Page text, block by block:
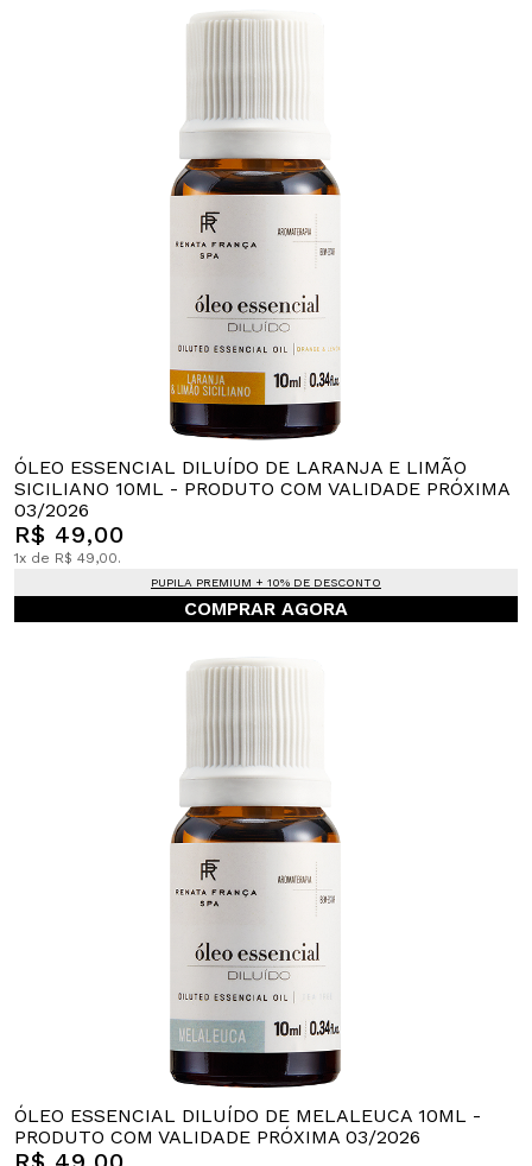
ÓLEO ESSENCIAL DILUÍDO DE LARANJA E LIMÃO
SICILIANO 10ML - PRODUTO COM VALIDADE PRÓXIMA
03/2026
R$ 49,00
1x de R$ 49,00.
PUPILA PREMIUM + 10% DE DESCONTO
COMPRAR AGORA
ÓLEO ESSENCIAL DILUÍDO DE MELALEUCA 10ML -
PRODUTO COM VALIDADE PRÓXIMA 03/2026